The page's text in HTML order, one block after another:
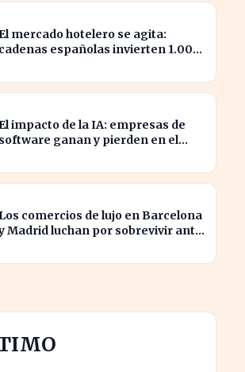
El mercado hotelero se agita:
cadenas españolas invierten 1.000
El impacto de la IA: empresas de
software ganan y pierden en el
Los comercios de lujo en Barcelona
Madrid luchan por sobrevivir ante